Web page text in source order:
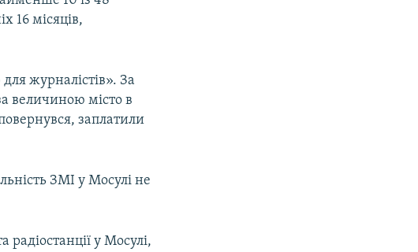
16 місяців,
журналістів». За
величиною місто в
заплатили
ЗМІ у Мосулі не
у Мосулі,